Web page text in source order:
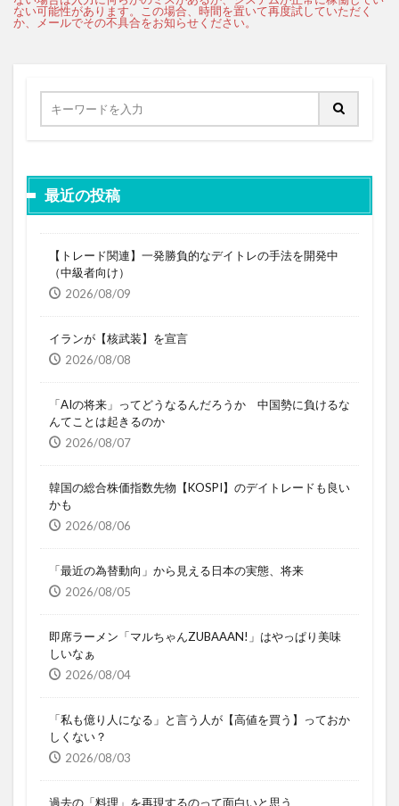
最近の投稿
【トレード関連】一発勝負的なデイトレの手法を開発中
（中級者向け）
2026/08/09
イランが【核武装】を宣言
2026/08/08
「AIの将来」ってどうなるんだろうか 中国勢に負けるな
んてことは起きるのか
2026/08/07
韓国の総合株価指数先物【KOSPI】のデイトレードも良い
かも
2026/08/06
「最近の為替動向」から見える日本の実態、将来
2026/08/05
即席ラーメン「マルちゃんZUBAAAN!」はやっぱり美味
しいなぁ
2026/08/04
「私も億り人になる」と言う人が【高値を買う】っておか
しくない？
2026/08/03
過去の「料理」を再現するのって面白いと思う